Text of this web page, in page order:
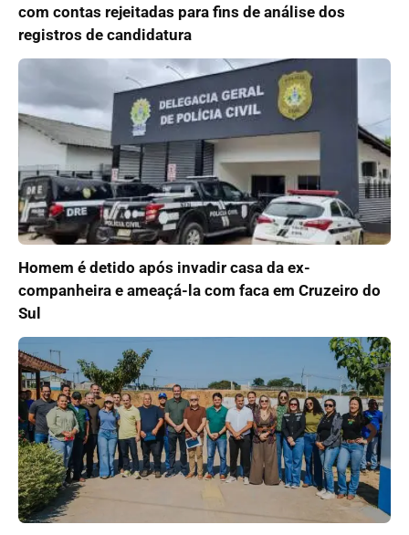
com contas rejeitadas para fins de análise dos
registros de candidatura
Homem é detido após invadir casa da ex-
companheira e ameaçá-la com faca em Cruzeiro do
Sul